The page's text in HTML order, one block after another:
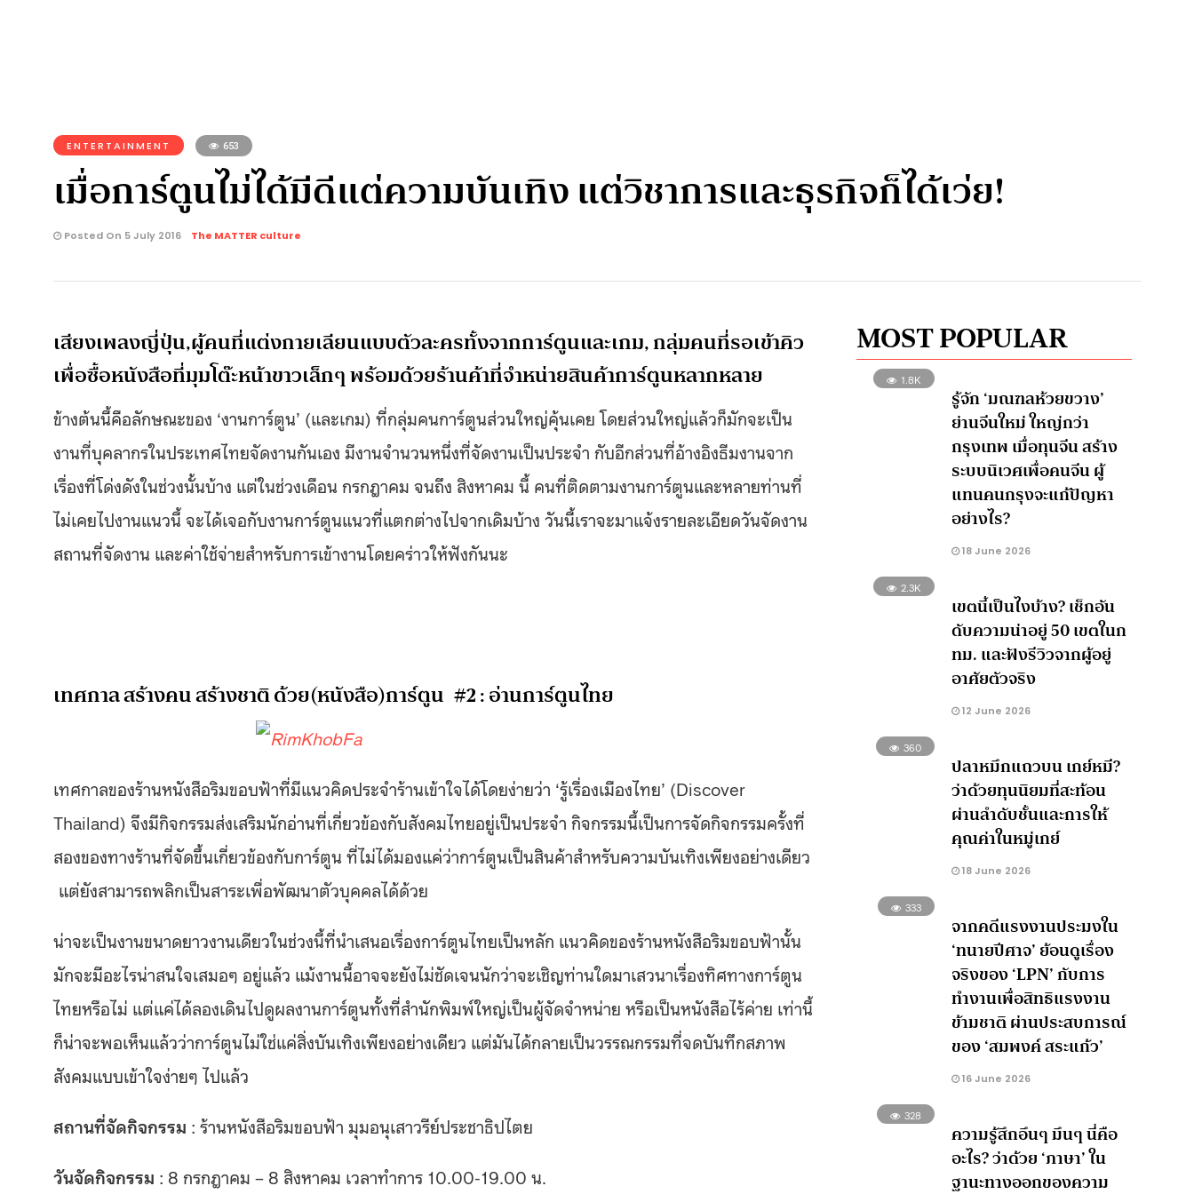
ENTERTAINMENT 653
เมื่อการ์ตูนไม่ได้มีดีแต่ความบันเทิง แต่วิชาการและธุรกิจก็ได้เว่ย!
Posted On 5 July 2016 The MATTER culture
เสียงเพลงญี่ปุ่น,ผู้คนที่แต่งกายเลียนแบบตัวละครทั้งจากการ์ตูนและเกม, กลุ่มคนที่รอเข้าคิว
เพื่อซื้อหนังสือที่มุมโต๊ะหน้าขาวเล็กๆ พร้อมด้วยร้านค้าที่จำหน่ายสินค้าการ์ตูนหลากหลาย
ข้างต้นนี้คือลักษณะของ ‘งานการ์ตูน’ (และเกม) ที่กลุ่มคนการ์ตูนส่วนใหญ่คุ้นเคย โดยส่วนใหญ่แล้วก็มักจะเป็น
งานที่บุคลากรในประเทศไทยจัดงานกันเอง มีงานจำนวนหนึ่งที่จัดงานเป็นประจำ กับอีกส่วนที่อ้างอิงธีมงานจาก
เรื่องที่โด่งดังในช่วงนั้นบ้าง แต่ในช่วงเดือน กรกฎาคม จนถึง สิงหาคม นี้ คนที่ติดตามงานการ์ตูนและหลายท่านที่
ไม่เคยไปงานแนวนี้ จะได้เจอกับงานการ์ตูนแนวที่แตกต่างไปจากเดิมบ้าง วันนี้เราจะมาแจ้งรายละเอียดวันจัดงาน
สถานที่จัดงาน และค่าใช้จ่ายสำหรับการเข้างานโดยคร่าวให้ฟังกันนะ
เทศกาล สร้างคน สร้างชาติ ด้วย(หนังสือ)การ์ตูน #2 : อ่านการ์ตูนไทย
เทศกาลของร้านหนังสือริมขอบฟ้าที่มีแนวคิดประจำร้านเข้าใจได้โดยง่ายว่า ‘รู้เรื่องเมืองไทย’ (Discover
Thailand) จึงมีกิจกรรมส่งเสริมนักอ่านที่เกี่ยวข้องกับสังคมไทยอยู่เป็นประจำ กิจกรรมนี้เป็นการจัดกิจกรรมครั้งที่
สองของทางร้านที่จัดขึ้นเกี่ยวข้องกับการ์ตูน ที่ไม่ได้มองแค่ว่าการ์ตูนเป็นสินค้าสำหรับความบันเทิงเพียงอย่างเดียว
แต่ยังสามารถพลิกเป็นสาระเพื่อพัฒนาตัวบุคคลได้ด้วย
น่าจะเป็นงานขนาดยาวงานเดียวในช่วงนี้ที่นำเสนอเรื่องการ์ตูนไทยเป็นหลัก แนวคิดของร้านหนังสือริมขอบฟ้านั้น
มักจะมีอะไรน่าสนใจเสมอๆ อยู่แล้ว แม้งานนี้อาจจะยังไม่ชัดเจนนักว่าจะเชิญท่านใดมาเสวนาเรื่องทิศทางการ์ตูน
ไทยหรือไม่ แต่แค่ได้ลองเดินไปดูผลงานการ์ตูนทั้งที่สำนักพิมพ์ใหญ่เป็นผู้จัดจำหน่าย หรือเป็นหนังสือไร้ค่าย เท่านี้
ก็น่าจะพอเห็นแล้วว่าการ์ตูนไม่ใช่แค่สิ่งบันเทิงเพียงอย่างเดียว แต่มันได้กลายเป็นวรรณกรรมที่จดบันทึกสภาพ
สังคมแบบเข้าใจง่ายๆ ไปแล้ว
สถานที่จัดกิจกรรม : ร้านหนังสือริมขอบฟ้า มุมอนุเสาวรีย์ประชาธิปไตย
วันจัดกิจกรรม : 8 กรกฎาคม – 8 สิงหาคม เวลาทำการ 10.00-19.00 น.
MOST POPULAR
1.8K
รู้จัก ‘มณฑลห้วยขวาง’
ย่านจีนใหม่ ใหญ่กว่า
กรุงเทพ เมื่อทุนจีน สร้าง
ระบบนิเวศเพื่อคนจีน ผู้
แทนคนกรุงจะแก้ปัญหา
อย่างไร?
18 June 2026
2.3K
เขตนี้เป็นไงบ้าง? เช็กอัน
ดับความน่าอยู่ 50 เขตในก
ทม. และฟังรีวิวจากผู้อยู่
อาศัยตัวจริง
12 June 2026
360
ปลาหมึกแถวบน เกย์หมี?
ว่าด้วยทุนนิยมที่สะท้อน
ผ่านลำดับชั้นและการให้
คุณค่าในหมู่เกย์
18 June 2026
333
จากคดีแรงงานประมงใน
‘ทนายปีศาจ’ ย้อนดูเรื่อง
จริงของ ‘LPN’ กับการ
ทำงานเพื่อสิทธิแรงงาน
ข้ามชาติ ผ่านประสบการณ์
ของ ‘สมพงค์ สระแก้ว’
16 June 2026
328
ความรู้สึกอึนๆ มึนๆ นี่คือ
อะไร? ว่าด้วย ‘ภาษา’ ใน
ฐานะทางออกของความ